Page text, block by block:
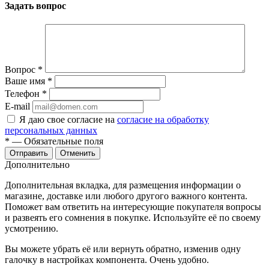
Задать вопрос
Вопрос *
Ваше имя *
Телефон *
E-mail
Я даю свое согласие на согласие на обработку
персональных данных
* — Обязательные поля
Отменить
Дополнительно
Дополнительная вкладка, для размещения информации о
магазине, доставке или любого другого важного контента.
Поможет вам ответить на интересующие покупателя вопросы
и развеять его сомнения в покупке. Используйте её по своему
усмотрению.
Вы можете убрать её или вернуть обратно, изменив одну
галочку в настройках компонента. Очень удобно.